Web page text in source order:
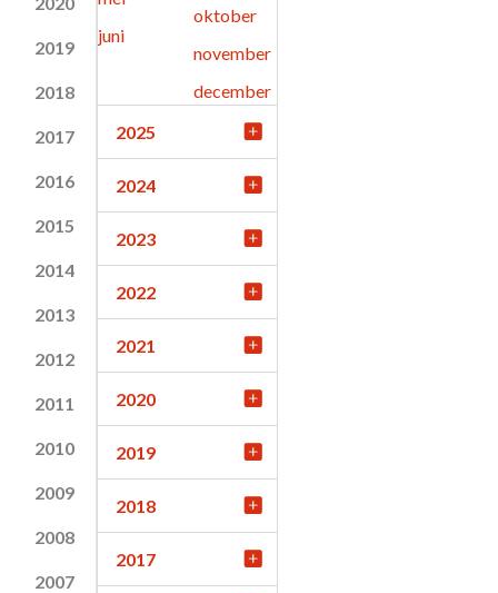
2019
2018
2017
2016
2015
2014
2013
2012
2011
2010
2009
2008
2007
juni
oktober
november
december
2025
2024
2023
2022
2021
2020
2019
2018
2017